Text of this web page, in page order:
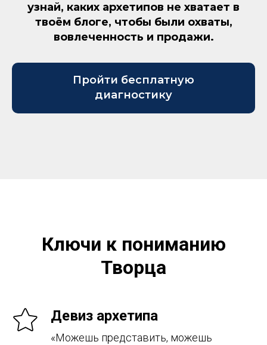
узнай, каких архетипов не хватает в
твоём блоге, чтобы были охваты,
вовлеченность и продажи.
Пройти бесплатную
диагностику
Ключи к пониманию
Творца
Девиз архетипа
«Можешь представить, можешь